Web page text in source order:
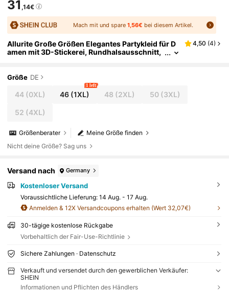
31 ,14€
Mach mit und spare1,56€ bei diesem Artikel.
Allurite Große Größen Elegantes Partykleid für D
amen mit 3D-Stickerei, Rundhalsausschnitt,
4,50 (4)
Größe DE
44(0XL) 46 (1XL)
1 left
48 (2XL) 50(3XL)
52 (4XL)
Meine Größe finden
Größenberater
Nicht deine Größe? Sag uns
Versand nach Germany
Kostenloser Versand
Voraussichtliche Lieferung: 14 Aug. - 17 Aug.
Anmelden & 12X Versandcoupons erhalten (Wert 32,07€)
30-tägige kostenlose Rückgabe
Vorbehaltlich der Fair-Use-Richtlinie
Sichere Zahlungen · Datenschutz
Verkauft und versendet durch den gewerblichen Verkäufer:
SHEIN
Informationen und Pflichten des Händlers